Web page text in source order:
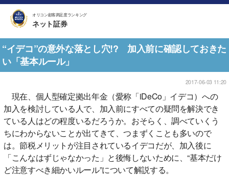
オリコン顧客満足度ランキング
ネット証券
“イデコ”の意外な落とし穴!? 加入前に確認しておきた
い「基本ルール」
2017-06-03 11:20
現在、個人型確定拠出年金（愛称「iDeCo」イデコ）への
加入を検討している人で、加入前にすべての疑問を解決でき
ている人はどの程度いるだろうか。おそらく、調べていくう
ちにわからないことが出てきて、つまずくことも多いので
は。節税メリットが注目されているイデコだが、加入後に
「こんなはずじゃなかった」と後悔しないために、“基本だけ
ど注意すべき細かいルール”について解説する。